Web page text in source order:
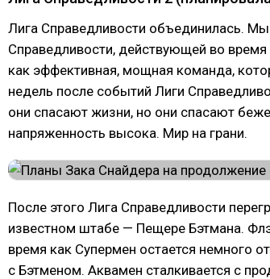
Лига Справедливости объединилась.
Справедливости, действующей во
как эффективная, мощная команда,
недель после событий Лиги
они спасают жизни, но они спасают
напряженность высока. Мир на грани.
После этого Лига Справедливости
известном штабе — Пещере Бэтмана.
время как Супермен остается немного
с Бэтменом. Аквамен сталкивается с